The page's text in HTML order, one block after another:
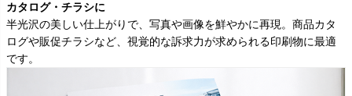
カタログ・チラシに
半光沢の美しい仕上がりで、写真や画像を鮮やかに再現。商品カタ
ログや販促チラシなど、視覚的な訴求力が求められる印刷物に最適
です。